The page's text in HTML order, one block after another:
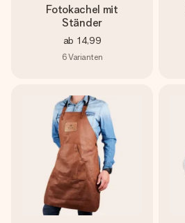
Fotokachel mit
Ständer
ab 14,99
6Varianten